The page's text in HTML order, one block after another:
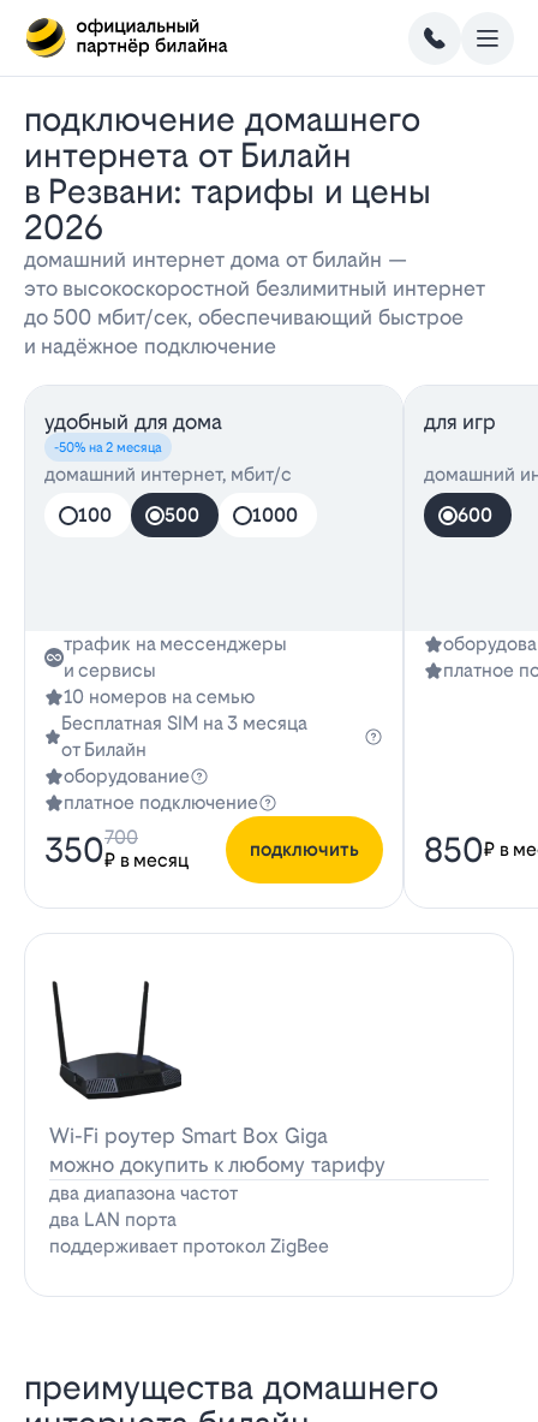
Подключение домашнего
интернета от Билайн
в Резвани: тарифы и цены
2026
домашний интернет дома от билайн —
это высокоскоростной безлимитный интернет
до 500 мбит/сек, обеспечивающий быстрое
и надёжное подключение
удобный для дома
-50% на 2 месяца
домашний интернет, мбит/с
100
500 1000
трафик на мессенджеры
и сервисы
10 номеров на семью
Бесплатная SIM на 3 месяца
от Билайн
оборудование
платное подключение
350₽ в месяц
700
подключить
для игр
домашний
600
платное
850₽ в
Wi-Fi роутер Smart Box Giga
можно докупить к любому тарифу
два диапазона частот
два LAN порта
поддерживает протокол ZigBee
преимущества домашнего